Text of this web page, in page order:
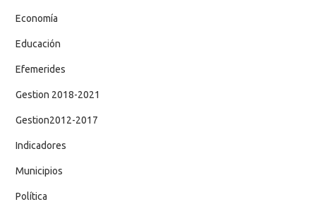
Economía
Educación
Efemerides
Gestion 2018-2021
Gestion2012-2017
Indicadores
Municipios
Política